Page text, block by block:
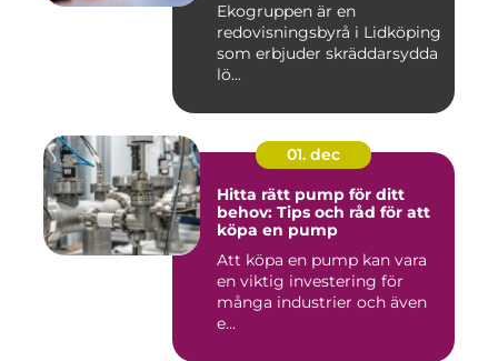
Ekogruppen är en
redovisningsbyrå i Lidköping
som erbjuder skräddarsydda
lö...
01. dec
Hitta rätt pump för ditt
behov: Tips och råd för att
köpa en pump
Att köpa en pump kan vara
en viktig investering för
många industrier och även
e...